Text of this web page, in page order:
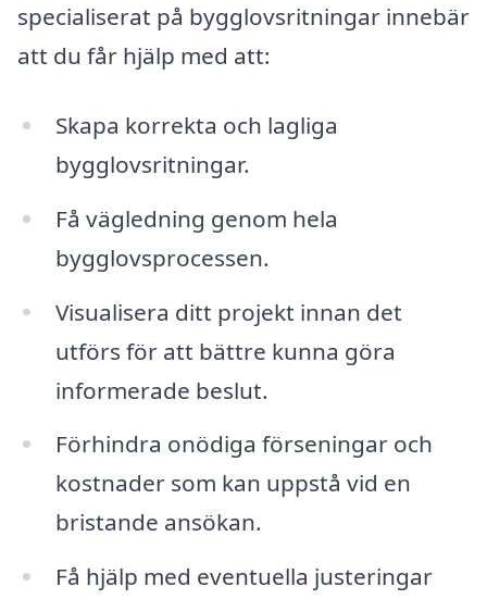
specialiserat på bygglovsritningar innebär
att du får hjälp med att:
Skapa korrekta och lagliga
bygglovsritningar.
Få vägledning genom hela
bygglovsprocessen.
Visualisera ditt projekt innan det
utförs för att bättre kunna göra
informerade beslut.
Förhindra onödiga förseningar och
kostnader som kan uppstå vid en
bristande ansökan.
Få hjälp med eventuella justeringar